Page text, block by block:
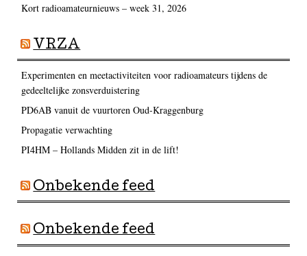
Kort radioamateurnieuws – week 31, 2026
VRZA
Experimenten en meetactiviteiten voor radioamateurs tijdens de
gedeeltelijke zonsverduistering
PD6AB vanuit de vuurtoren Oud-Kraggenburg
Propagatie verwachting
PI4HM – Hollands Midden zit in de lift!
Onbekende feed
Onbekende feed